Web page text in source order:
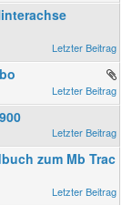
zum Mb Trac